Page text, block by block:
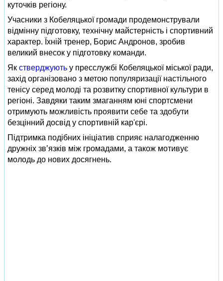
куточків регіону.
Учасники з Кобеляцької громади продемонстрували
відмінну підготовку, технічну майстерність і спортивний
характер. Їхній тренер, Борис Андронов, зробив
великий внесок у підготовку команди.
Як стверджують у пресслужбі Кобеляцької міської ради,
захід організовано з метою популяризації настільного
тенісу серед молоді та розвитку спортивної культури в
регіоні. Завдяки таким змаганням юні спортсмени
отримують можливість проявити себе та здобути
безцінний досвід у спортивній кар'єрі.
Підтримка подібних ініціатив сприяє налагодженню
дружніх зв’язків між громадами, а також мотивує
молодь до нових досягнень.